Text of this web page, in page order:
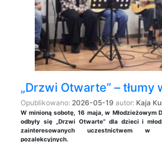
„Drzwi Otwarte” – tłumy
Opublikowano: 2026-05-19 autor: Kaja
W minioną sobotę, 16 maja, w Młodzieżowym
odbyły się „Drzwi Otwarte” dla dzieci i
zainteresowanych uczestnictwem w
pozalekcyjnych.